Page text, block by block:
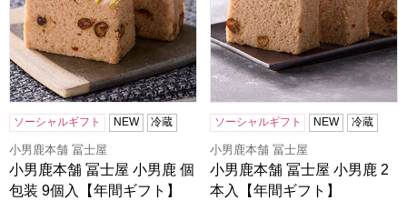
ソーシャルギフト NEW 冷蔵
小男鹿本舗 冨士屋
小男鹿本舗 冨士屋 小男鹿 個
包装 9個入【年間ギフト】
ソーシャルギフト NEW 冷蔵
小男鹿本舗 冨士屋
小男鹿本舗 冨士屋 小男鹿 2
本入【年間ギフト】